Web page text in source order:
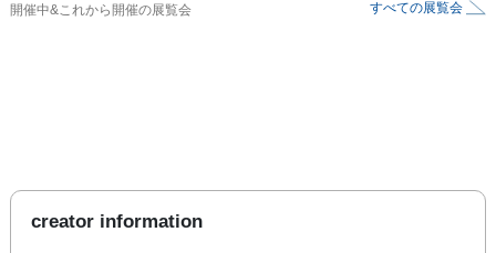
開催中&これから開催の展覧会 すべての展覧会
creator information